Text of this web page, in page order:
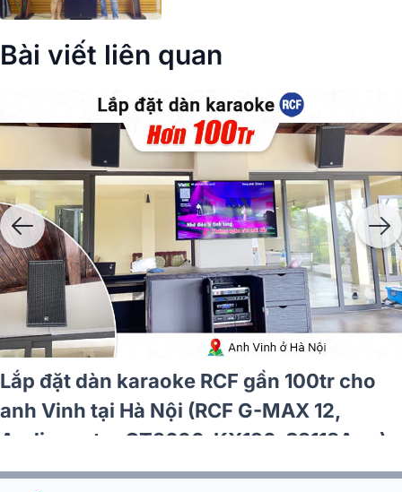
Bài viết liên quan
Lắp đặt dàn karaoke RCF gần 100tr cho
anh Vinh tại Hà Nội (RCF G-MAX 12,
Audiocenter CT3600, KX190, S3118A,…)